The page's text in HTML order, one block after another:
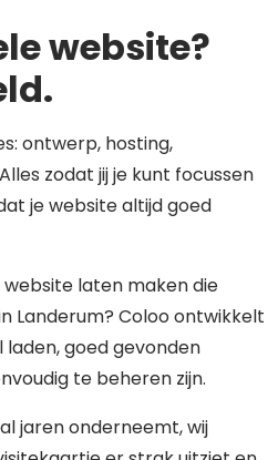
website?
ontwerp, hosting,
zodat jij je kunt focussen
je website altijd goed
laten maken die
Landerum? Coloo ontwikkelt
goed gevonden
te beheren zijn.
jaren onderneemt, wij